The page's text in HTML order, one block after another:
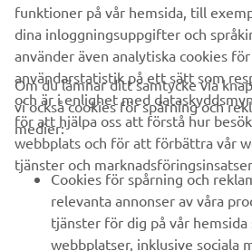
FÖRETAG
B2B
UTFORSKA YAMAHA
funktioner på vår hemsida, till
dina inloggningsuppgifter och
använder även analytiska cookies
användarstatistik på ett sätt som
och är i enlighet med
för att hjälpa oss att förstå hur
webbplats och för att förbättra vår
tjänster och
Om du lämnar ditt samtycke via
vi också cookies för spårning och
medier:
Cookies för spårning och
relevanta annonser av våra
tjänster för dig på vår
webbplatser, inklusive sociala